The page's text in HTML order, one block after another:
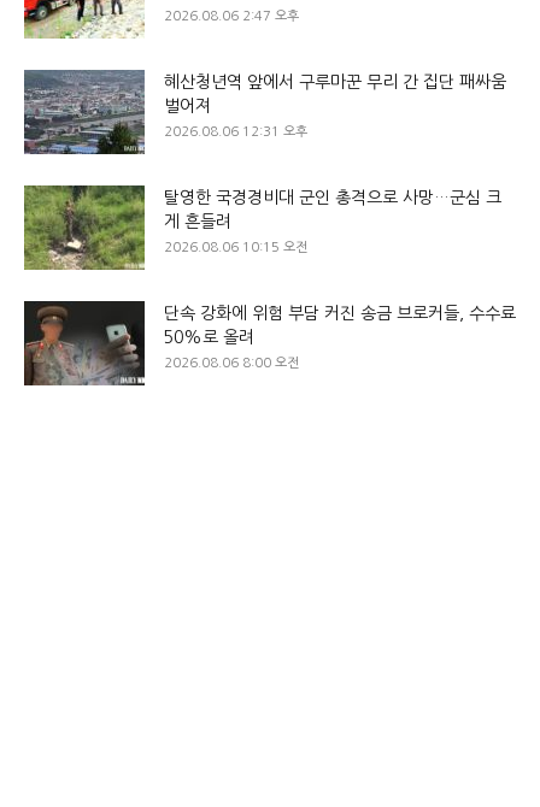
2026.08.06 2:47 오후
혜산청년역 앞에서 구루마꾼 무리 간 집단 패싸움
벌어져
2026.08.06 12:31 오후
탈영한 국경경비대 군인 총격으로 사망…군심 크
게 흔들려
2026.08.06 10:15 오전
단속 강화에 위험 부담 커진 송금 브로커들, 수수료
50%로 올려
2026.08.06 8:00 오전